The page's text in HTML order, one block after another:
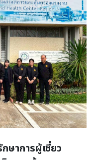
ษาการผู้เชี่ยว